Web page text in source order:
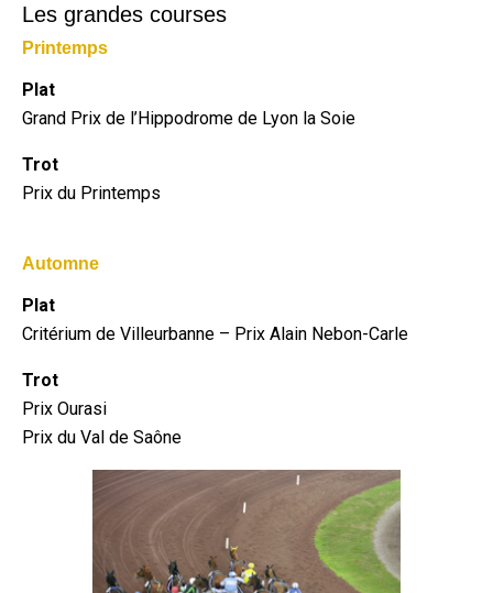
Les grandes courses
Printemps
Plat
Grand Prix de l’Hippodrome de Lyon la Soie
Trot
Prix du Printemps
Automne
Plat
Critérium de Villeurbanne – Prix Alain Nebon-Carle
Trot
Prix Ourasi
Prix du Val de Saône